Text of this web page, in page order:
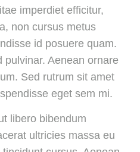
imperdiet efficitur,
non cursus metus
id posuere quam.
pulvinar. Aenean ornare
Sed rutrum sit amet
eget sem mi.
libero bibendum
ultricies massa eu